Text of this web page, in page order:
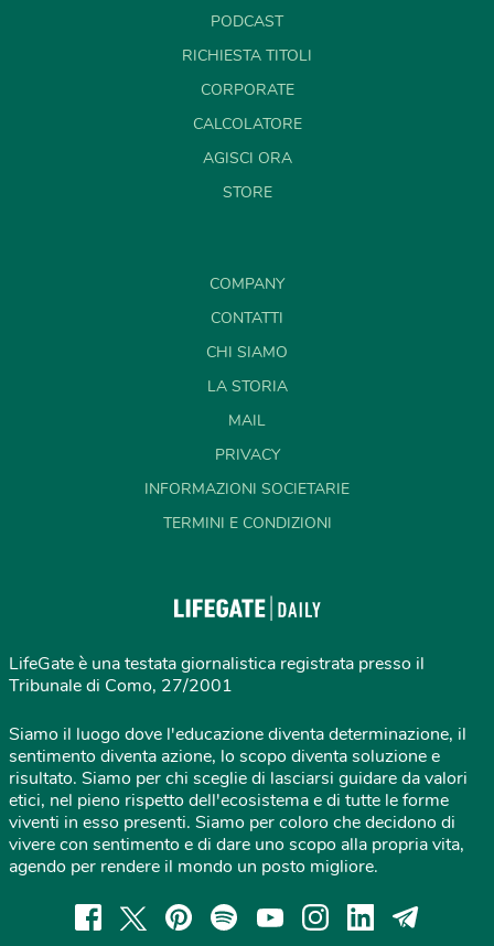
PODCAST
RICHIESTA TITOLI
CORPORATE
CALCOLATORE
AGISCI ORA
STORE
COMPANY
CONTATTI
CHI SIAMO
LA STORIA
MAIL
PRIVACY
INFORMAZIONI SOCIETARIE
TERMINI E CONDIZIONI
LifeGate è una testata giornalistica registrata presso il
Tribunale di Como, 27/2001
Siamo il luogo dove l'educazione diventa determinazione, il
sentimento diventa azione, lo scopo diventa soluzione e
risultato. Siamo per chi sceglie di lasciarsi guidare da valori
etici, nel pieno rispetto dell'ecosistema e di tutte le forme
viventi in esso presenti. Siamo per coloro che decidono di
vivere con sentimento e di dare uno scopo alla propria vita,
agendo per rendere il mondo un posto migliore.